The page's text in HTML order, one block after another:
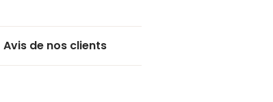
Avis de nos clients